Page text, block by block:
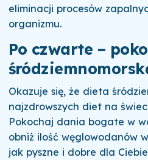
eliminacji procesów
organizmu.
Po czwarte –
Okazuje się, że dieta
najzdrowszych diet na
Pokochaj dania bogate w
obniż ilość węglowodanów
jak pyszne i dobre dla